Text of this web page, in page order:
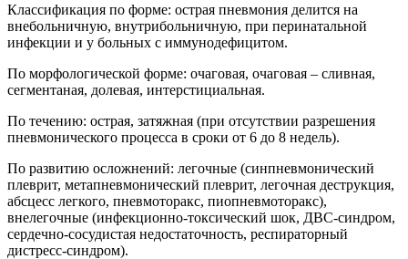
Классификация по форме: острая пневмония делится на
внебольничную, внутрибольничную, при перинатальной
инфекции и у больных с иммунодефицитом.
По морфологической форме: очаговая, очаговая – сливная,
сегментаная, долевая, интерстициальная.
По течению: острая, затяжная (при отсутствии разрешения
пневмонического процесса в сроки от 6 до 8 недель).
По развитию осложнений: легочные (синпневмонический
плеврит, метапневмонический плеврит, легочная деструкция,
абсцесс легкого, пневмоторакс, пиопневмоторакс),
внелегочные (инфекционно-токсический шок, ДВС-синдром,
сердечно-сосудистая недостаточность, респираторный
дистресс-синдром).